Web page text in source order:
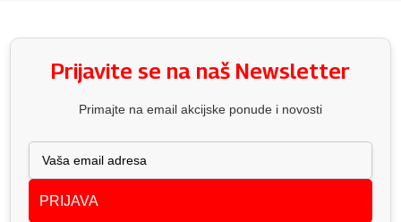
Prijavite se na naš Newsletter
Primajte na email akcijske ponude i novosti
PRIJAVA